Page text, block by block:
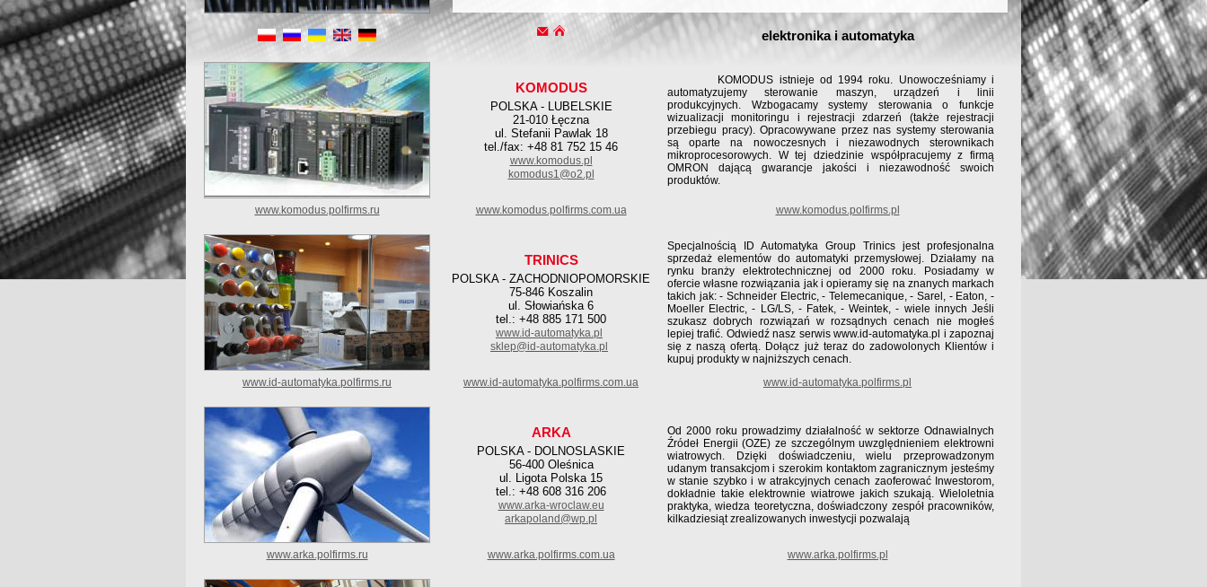
elektronika i automatyka
KOMODUS
POLSKA - LUBELSKIE
21-010 Łęczna
ul. Stefanii Pawlak 18
tel./fax: +48 81 752 15 46
www.komodus.pl
komodus1@o2.pl
KOMODUS istnieje od 1994 roku. Unowocześniamy i
automatyzujemy sterowanie maszyn, urządzeń i linii
produkcyjnych. Wzbogacamy systemy sterowania o funkcje
wizualizacji monitoringu i rejestracji zdarzeń (także rejestracji
przebiegu pracy). Opracowywane przez nas systemy sterowania
są oparte na nowoczesnych i niezawodnych sterownikach
mikroprocesorowych. W tej dziedzinie współpracujemy z firmą
OMRON dającą gwarancje jakości i niezawodność swoich
produktów.
www.komodus.polfirms.ru www.komodus.polfirms.com.ua www.komodus.polfirms.pl
TRINICS
POLSKA - ZACHODNIOPOMORSKIE
75-846 Koszalin
ul. Słowiańska 6
tel.: +48 885 171 500
www.id-automatyka.pl
sklep@id-automatyka.pl
Specjalnością ID Automatyka Group Trinics jest profesjonalna
sprzedaż elementów do automatyki przemysłowej. Działamy na
rynku branży elektrotechnicznej od 2000 roku. Posiadamy w
ofercie własne rozwiązania jak i opieramy się na znanych markach
takich jak: - Schneider Electric, - Telemecanique, - Sarel, - Eaton, -
Moeller Electric, - LG/LS, - Fatek, - Weintek, - wiele innych Jeśli
szukasz dobrych rozwiązań w rozsądnych cenach nie mogłeś
lepiej trafić. Odwiedź nasz serwis www.id-automatyka.pl i zapoznaj
się z naszą ofertą. Dołącz już teraz do zadowolonych Klientów i
kupuj produkty w najniższych cenach.
www.id-automatyka.polfirms.ru
www.id-automatyka.polfirms.com.ua www.id-automatyka.polfirms.pl
ARKA
POLSKA - DOLNOSLASKIE
56-400 Oleśnica
ul. Ligota Polska 15
tel.: +48 608 316 206
www.arka-wroclaw.eu
arkapoland@wp.pl
Od 2000 roku prowadzimy działalność w sektorze Odnawialnych
Źródeł Energii (OZE) ze szczególnym uwzględnieniem elektrowni
wiatrowych. Dzięki doświadczeniu, wielu przeprowadzonym
udanym transakcjom i szerokim kontaktom zagranicznym jesteśmy
w stanie szybko i w atrakcyjnych cenach zaoferować Inwestorom,
dokładnie takie elektrownie wiatrowe jakich szukają. Wieloletnia
praktyka, wiedza teoretyczna, doświadczony zespół pracowników,
kilkadziesiąt zrealizowanych inwestycji pozwalają
www.arka.polfirms.ru www.arka.polfirms.com.ua www.arka.polfirms.pl